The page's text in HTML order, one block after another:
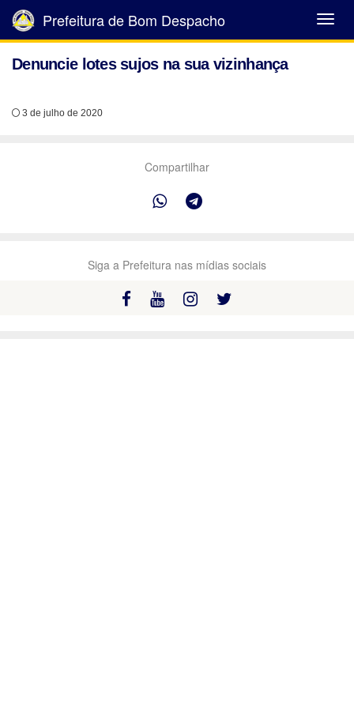
Abrir
Menu
Prefeitura de Bom Despacho
Denuncie lotes sujos na sua vizinhança
3 de julho de 2020
Compartilhar
Siga a Prefeitura nas mídias sociais